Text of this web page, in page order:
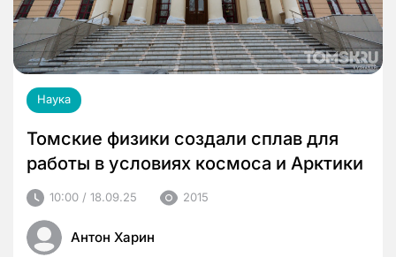
Наука
Томские физики создали сплав для
работы в условиях космоса и Арктики
10:00 / 18.09.25 2015
Антон Харин